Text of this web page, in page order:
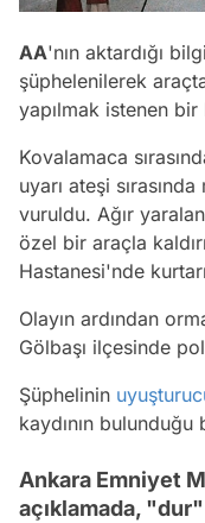
AA'nın aktardığı
şüphelenilerek
yapılmak istenen bir
Kovalamaca
uyarı ateşi
vuruldu. Ağır
özel bir araçla
Hastanesi'nde
Olayın ardından
Gölbaşı ilçesinde
Şüphelinin
kaydının
Ankara Emniyet
açıklamada, "dur"